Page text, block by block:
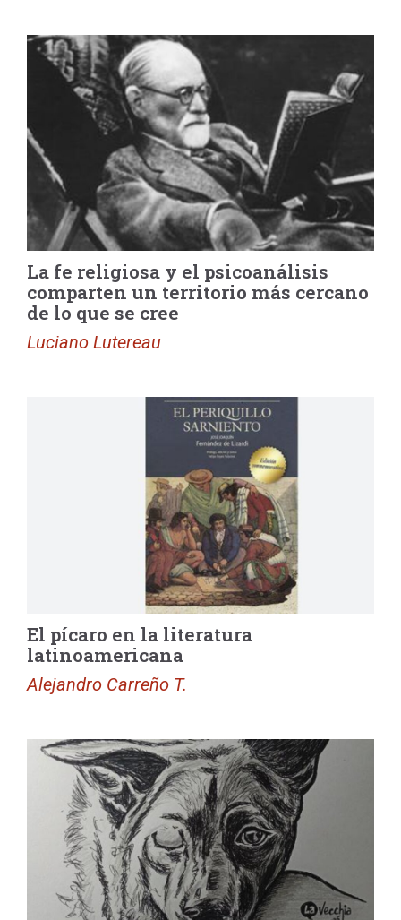
La fe religiosa y el psicoanálisis
comparten un territorio más cercano
de lo que se cree
Luciano Lutereau
El pícaro en la literatura
latinoamericana
Alejandro Carreño T.